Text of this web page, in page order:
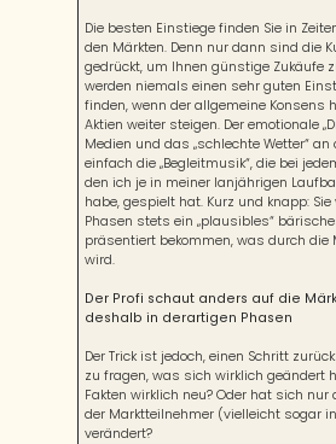
Die besten Einstiege finden Sie in
den Märkten. Denn nur dann sind die
gedrückt, um Ihnen günstige Zukäufe
werden niemals einen sehr guten
finden, wenn der allgemeine Konsens
Aktien weiter steigen. Der emotionale
Medien und das „schlechte Wetter“ an
einfach die „Begleitmusik“, die bei
den ich je in meiner lanjährigen
habe, gespielt hat. Kurz und knapp:
Phasen stets ein „plausibles“
präsentiert bekommen, was durch die
wird.
Der Profi schaut anders auf die
deshalb in derartigen Phasen
Der Trick ist jedoch, einen Schritt
zu fragen, was sich wirklich geändert
Fakten wirklich neu? Oder hat sich nur
der Marktteilnehmer (vielleicht sogar
verändert?